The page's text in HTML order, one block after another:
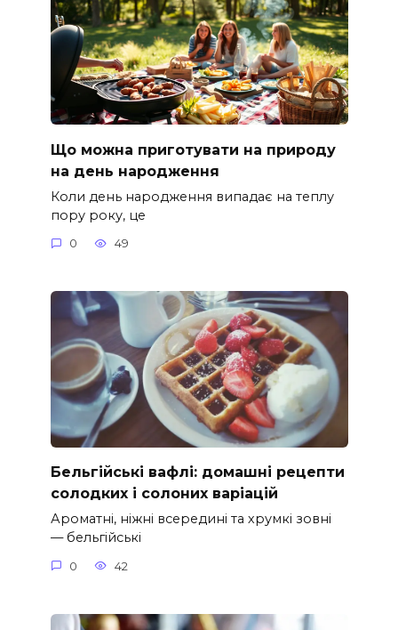
Що можна приготувати на природу
на день народження
Коли день народження випадає на теплу
пору року, це
0 49
Бельгійські вафлі: домашні рецепти
солодких і солоних варіацій
Ароматні, ніжні всередині та хрумкі зовні
— бельгійські
0 42